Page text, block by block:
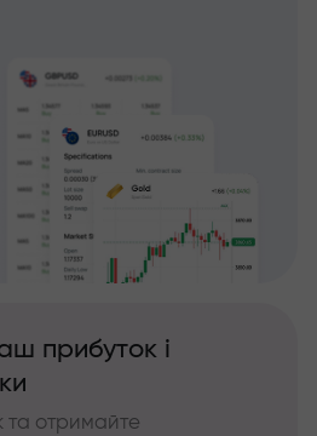
прибуток і
та отримайте